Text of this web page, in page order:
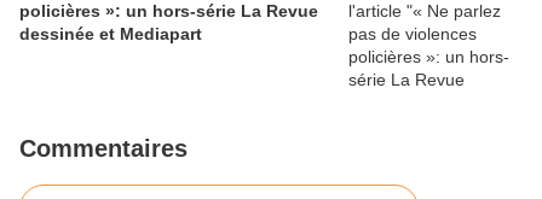
policières »: un hors-série La Revue
dessinée et Mediapart
Commentaires